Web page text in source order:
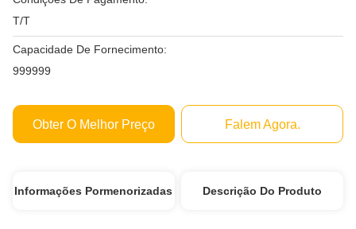
T/T
Capacidade De Fornecimento:
999999
Obter O Melhor Preço Falem Agora.
Informações Pormenorizadas Descrição Do Produto